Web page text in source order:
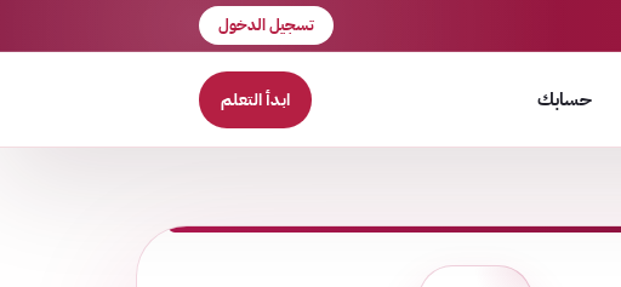
تسجيل الدخول
حسابك ابدأ التعلم